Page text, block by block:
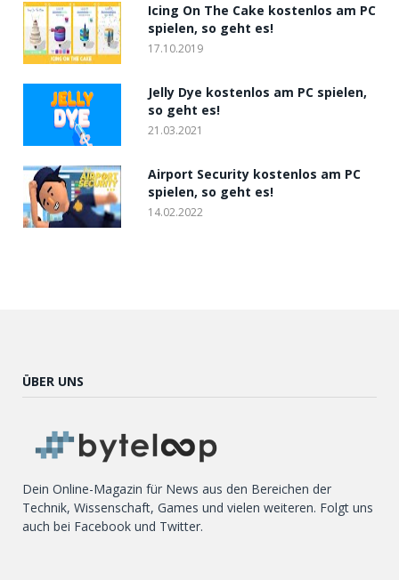
Icing On The Cake kostenlos am PC
spielen, so geht es!
17.10.2019
Jelly Dye kostenlos am PC spielen,
so geht es!
21.03.2021
Airport Security kostenlos am PC
spielen, so geht es!
14.02.2022
ÜBER UNS
Dein Online-Magazin für News aus den Bereichen der
Technik, Wissenschaft, Games und vielen weiteren. Folgt uns
auch bei Facebook und Twitter.